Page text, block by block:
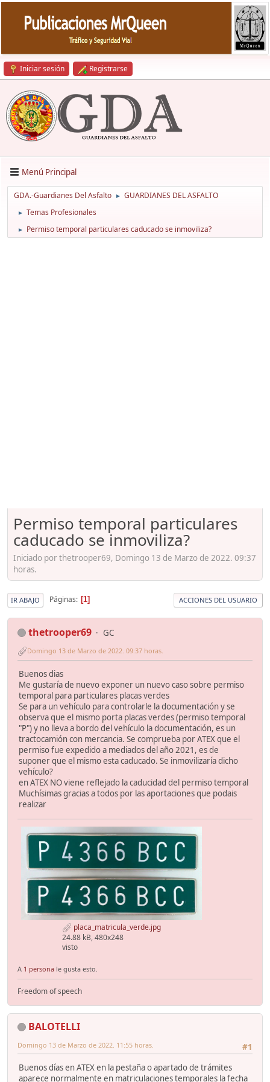
Iniciar sesión Registrarse
Menú Principal
GDA.-Guardianes Del Asfalto ► GUARDIANES DEL ASFALTO
► Temas Profesionales
► Permiso temporal particulares caducado se inmoviliza?
Permiso temporal particulares
caducado se inmoviliza?
Iniciado por thetrooper69, Domingo 13 de Marzo de 2022. 09:37
horas.
IR ABAJO Páginas 1 ACCIONES DEL USUARIO
thetrooper69 GC
Domingo 13 de Marzo de 2022. 09:37 horas.
Buenos dias
Me gustaría de nuevo exponer un nuevo caso sobre permiso
temporal para particulares placas verdes
Se para un vehículo para controlarle la documentación y se
observa que el mismo porta placas verdes (permiso temporal
"P") y no lleva a bordo del vehículo la documentación, es un
tractocamión con mercancia. Se comprueba por ATEX que el
permiso fue expedido a mediados del año 2021, es de
suponer que el mismo esta caducado. Se inmovilizaría dicho
vehículo?
en ATEX NO viene reflejado la caducidad del permiso temporal
Muchísimas gracias a todos por las aportaciones que podais
realizar
placa_matricula_verde.jpg
24.88 kB, 480x248
visto
A 1 persona le gusta esto.
Freedom of speech
BALOTELLI
#1
Domingo 13 de Marzo de 2022. 11:55 horas.
Buenos días en ATEX en la pestaña o apartado de trámites
aparece normalmente en matriculaciones temporales la fecha